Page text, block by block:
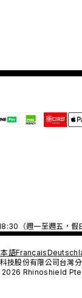
（週一至週五，假
語Français
技股份有限公司台灣
Rhinoshield